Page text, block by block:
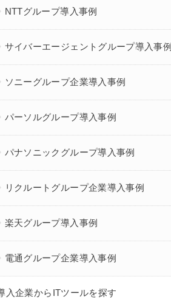
NTTグループ導入事例
サイバーエージェントグループ導入事例
ソニーグループ企業導入事例
パーソルグループ導入事例
パナソニックグループ導入事例
リクルートグループ企業導入事例
楽天グループ導入事例
電通グループ企業導入事例
入企業からITツールを探す